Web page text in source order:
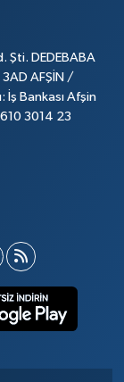
Şti. DEDEBABA
3AD AFŞİN /
İş Bankası Afşin
3014 23